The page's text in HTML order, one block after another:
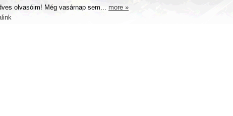
olvasóim! Még vasárnap sem... more »